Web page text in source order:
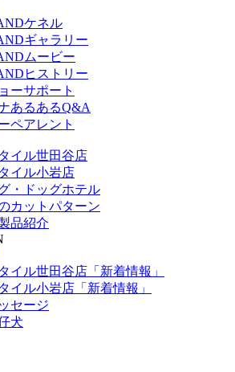
ケネル
ギャラリー
ムービー
ヒストリー
ーサポート
あるあるQ&A
ペアレント
イル世田谷店
イル小岩店
・ドッグホテル
カットパターン
品紹介
イル世田谷店「新着情報」
イル小岩店「新着情報」
セージ
犬